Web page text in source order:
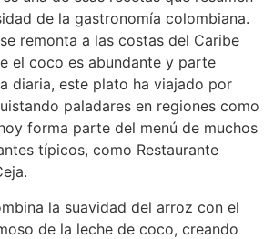
de la gastronomía colombiana.
remonta a las costas del Caribe
el coco es abundante y parte
diaria, este plato ha viajado por
paladares en regiones como
forma parte del menú de muchos
típicos, como Restaurante
la suavidad del arroz con el
de la leche de coco, creando